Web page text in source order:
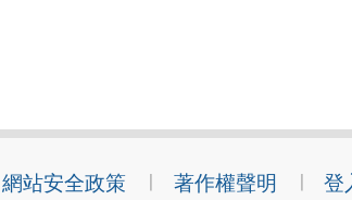
網站安全政策 著作權聲明 登